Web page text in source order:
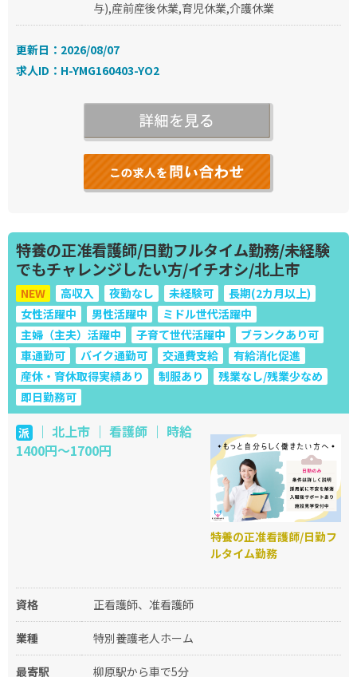
与),産前産後休業,育児休業,介護休業
更新日：2026/08/07
求人ID：H-YMG160403-YO2
特養の正准看護師/日勤フルタイム勤務/未経験
でもチャレンジしたい方/イチオシ/北上市
NEW 高収入 夜勤なし 未経験可
長期(2カ月以上)
女性活躍中
男性活躍中
ミドル世代活躍中
主婦（主夫）活躍中
子育て世代活躍中
ブランクあり可
車通勤可
バイク通勤可 交通費支給
有給消化促進
産休・育休取得実績あり
制服あり
残業なし/残業少なめ
即日勤務可
派｜ 北上市 ｜ 看護師 ｜ 時給
1400円～1700円
特養の正准看護師/日勤フ
ルタイム勤務
資格 正看護師、准看護師
業種 特別養護老人ホーム
最寄駅 柳原駅から車で5分